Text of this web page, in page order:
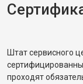
Штат сервисного
проходят